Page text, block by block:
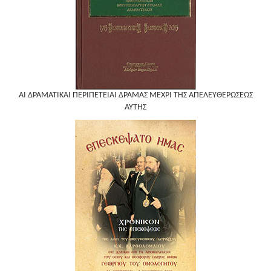
ΑΙ ΔΡΑΜΑΤΙΚΑΙ ΠΕΡΙΠΕΤΕΙΑΙ ΔΡΑΜΑΣ ΜΕΧΡΙ ΤΗΣ ΑΠΕΛΕΥΘΕΡΩΣΕΩΣ
ΑΥΤΗΣ